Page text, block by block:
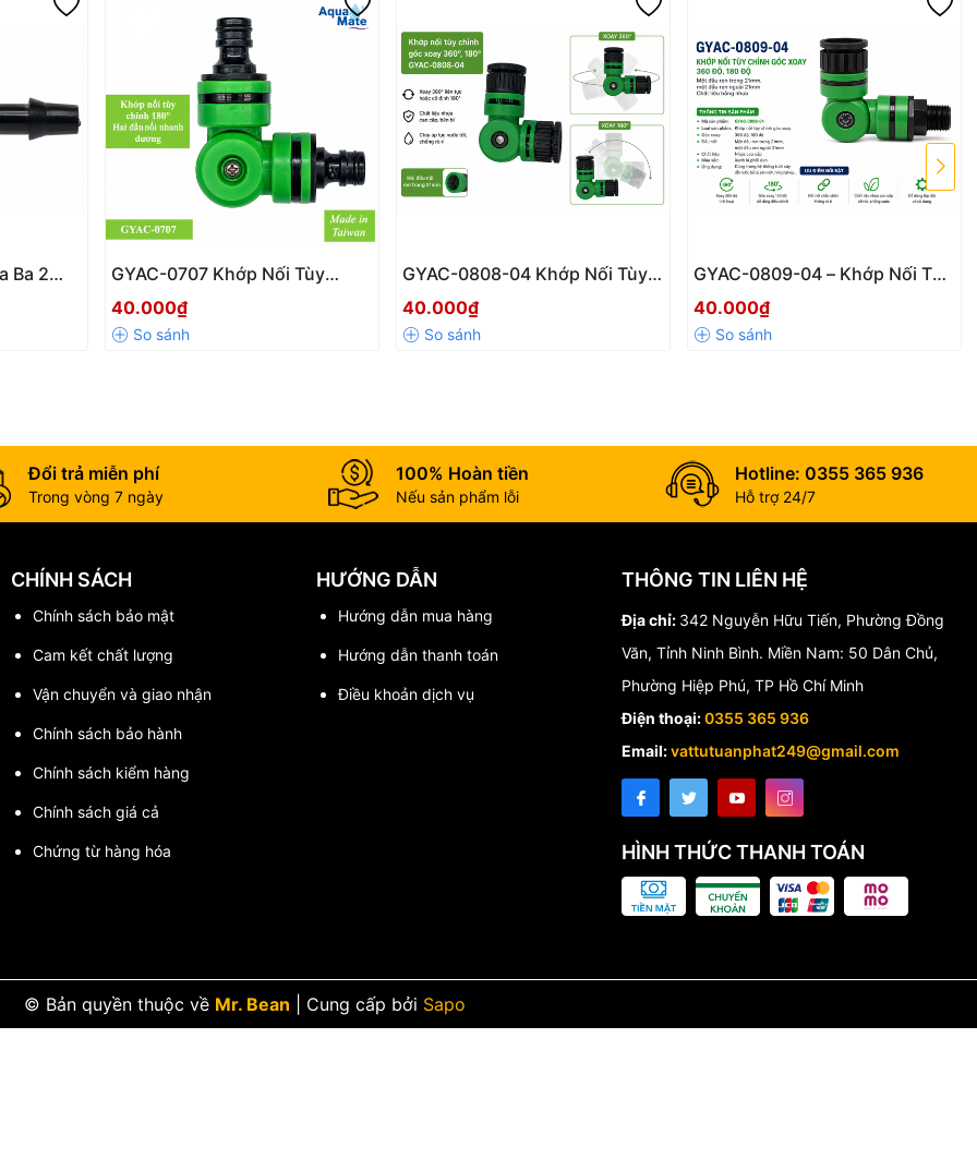
04?
quả tưới tiêu và sử dụng nước trong gia đình cũng như hệ thống tưới chuyên nghiệp.
Ba 2
GYAC-0707 Khớp Nối Tùy
Chỉnh Góc Xoay 180° Hai Đầu
Nối Nhanh Dương Chính Hãng
40.000₫
GYAC-0808-04 Khớp Nối Tùy
Chỉnh Góc Xoay 360° & 180°
Ren Trong 21mm Chính Hãng
40.000₫
GYAC-0809-04 – Khớp Nối Tùy
Chỉnh Góc Xoay 360° & 180°
Ren 21mm Chính Hãng
40.000₫
Đổi trả miễn phí
Trong vòng 7 ngày
100% Hoàn tiền
Nếu sản phẩm lỗi
Hotline: 0355 365 936
Hỗ trợ 24/7
CHÍNH SÁCH
Chính sách bảo mật
Cam kết chất lượng
Vận chuyển và giao nhận
Chính sách bảo hành
Chính sách kiểm hàng
Chính sách giá cả
Chứng từ hàng hóa
HƯỚNG DẪN
Hướng dẫn mua hàng
Hướng dẫn thanh toán
Điều khoản dịch vụ
THÔNG TIN LIÊN HỆ
Địa chỉ: 342 Nguyễn Hữu Tiến, Phường Đồng
Văn, Tỉnh Ninh Bình. Miền Nam: 50 Dân Chủ,
Phường Hiệp Phú, TP Hồ Chí Minh
Điện thoại:0355 365 936
Email:vattutuanphat249@gmail.com
HÌNH THỨC THANH TOÁN
© Bản quyền thuộc về Mr. Bean Cung cấp bởi Sapo